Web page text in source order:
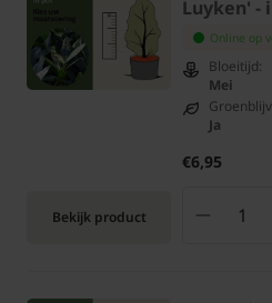
Bekijk product
Luyken' -
Online op
Bloeitijd:
Mei
Ja
€6,95